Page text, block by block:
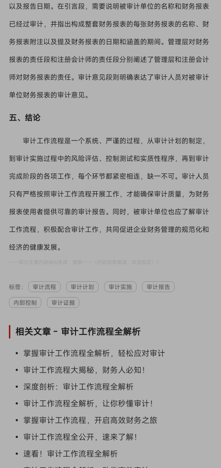
以及报告日期。在引言段，需要说明被审计单位的名称和财务报表
已经过审计，并指出构成整套财务报表的每张财务报表的名称、财
务报表附注以及提及财务报表的日期和涵盖的期间。管理层对财务
报表的责任段和注册会计师的责任段分别阐述了管理层和注册会计
师对财务报表的责任。审计意见段则明确表达了审计人员对被审计
单位财务报表的审计意见。
五、结论
审计工作流程是一个系统、严谨的过程，从审计计划的制定，
到审计实施过程中的风险评估、控制测试和实质性程序，再到审计
完成阶段的各项工作，每个环节都紧密相连，缺一不可。审计人员
只有严格按照审计工作流程开展工作，才能确保审计质量，为财务
报表使用者提供可靠的审计报告。同时，被审计单位也应了解审计
工作流程，积极配合审计工作，共同促进企业财务管理的规范化和
经济的健康发展。
标签： 审计流程 审计计划 审计实施
审计报告
内部控制
审计证据
相关文章 - 审计工作流程全解析
• 掌握审计工作流程全解析，轻松应对审计
• 审计工作流程大揭秘，财务人必知！
• 深度剖析：审计工作流程全解析
• 审计工作流程全解析，让你秒懂审计！
• 掌握审计工作流程，开启高效财务之旅
• 审计工作流程全公开，速来了解！
• 速看！审计工作流程全解析